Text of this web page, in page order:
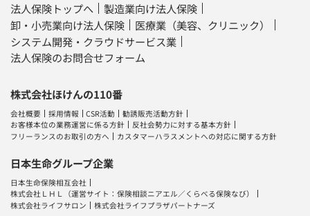
法人保険トップへ
製造業向け法人保険
卸・小売業向け法人保険
医療業（美容、クリニック）
システム開発・クラウドサービス業
法人保険のお問合せフォーム
株式会社ほけんの110番
会社概要 採用情報 CSR活動
勧誘販売活動方針
お客様本位の業務運営に係る方針
反社会勢力に対する基本方針
フリーランスのお取引の方へ
カスタマーハラスメントへの対応に関する方針
日本生命グループ企業
日本生命保険相互会社
株式会社ＬＨＬ （運営サイト：保険相談ニアエル／ くらべる保険なび）
株式会社ライフサロン
株式会社ライフプラザパートナーズ